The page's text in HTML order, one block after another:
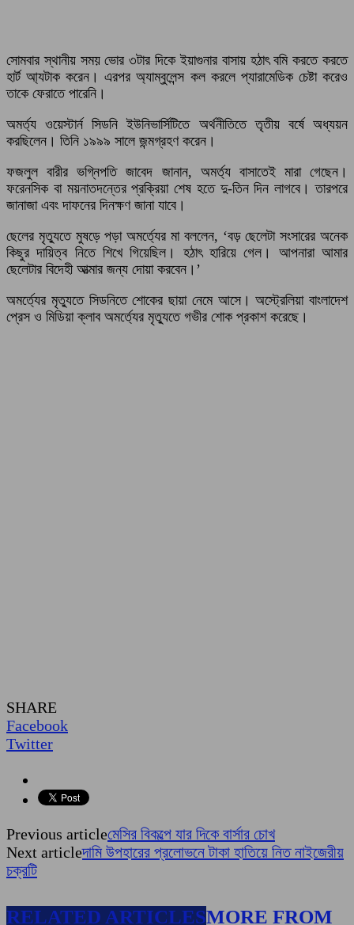
সোমবার স্থানীয় সময় ভোর ৩টার দিকে ইয়াগুনার বাসায় হঠাৎ বমি করতে করতে
হার্ট আ্যটাক করেন। এরপর অ্যাম্বুলেন্স কল করলে প্যারামেডিক চেষ্টা করেও
তাকে ফেরাতে পারেনি।
অমর্ত্য ওয়েস্টার্ন সিডনি ইউনিভার্সিটিতে অর্থনীতিতে তৃতীয় বর্ষে অধ্যয়ন
করছিলেন। তিনি ১৯৯৯ সালে জন্মগ্রহণ করেন।
ফজলুল বারীর ভগ্নিপতি জাবেদ জানান, অমর্ত্য বাসাতেই মারা গেছেন।
ফরেনসিক বা ময়নাতদন্তের প্রক্রিয়া শেষ হতে দু-তিন দিন লাগবে। তারপরে
জানাজা এবং দাফনের দিনক্ষণ জানা যাবে।
ছেলের মৃত্যুতে মুষড়ে পড়া অমর্ত্যের মা বললেন, ‘বড় ছেলেটা সংসারের অনেক
কিছুর দায়িত্ব নিতে শিখে গিয়েছিল। হঠাৎ হারিয়ে গেল। আপনারা আমার
ছেলেটার বিদেহী আত্মার জন্য দোয়া করবেন।’
অমর্ত্যের মৃত্যুতে সিডনিতে শোকের ছায়া নেমে আসে। অস্ট্রেলিয়া বাংলাদেশ
প্রেস ও মিডিয়া ক্লাব অমর্ত্যের মৃত্যুতে গভীর শোক প্রকাশ করেছে।
SHARE
Facebook
Twitter
Previous articleমেসির বিকল্পে যার দিকে বার্সার চোখ
Next articleদামি উপহারের প্রলোভনে টাকা হাতিয়ে নিত নাইজেরীয়
চক্রটি
RELATED ARTICLESMORE FROM